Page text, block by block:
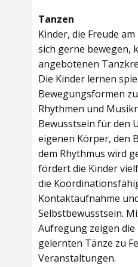
Tanzen
Kinder, die Freude
sich gerne bewegen,
angebotenen
Die Kinder lernen
Bewegungsformen
Rhythmen und
Bewusstsein für den
eigenen Körper, den
dem Rhythmus wird
fördert die Kinder
die
Kontaktaufnahme
Selbstbewusstsein.
Aufregung zeigen die
gelernten Tänze zu
Veranstaltungen.